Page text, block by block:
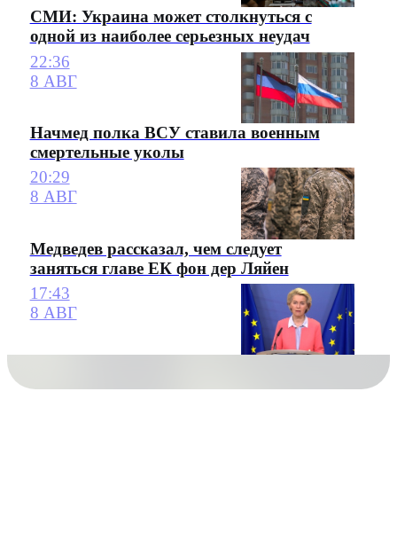
СМИ: Украина может столкнуться с
одной из наиболее серьезных неудач
22:36
8 АВГ
Начмед полка ВСУ ставила военным
смертельные уколы
20:29
8 АВГ
Медведев рассказал, чем следует
заняться главе ЕК фон дер Ляйен
17:43
8 АВГ